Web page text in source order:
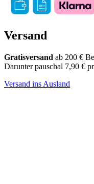
Versand
Gratisversand ab 200 €
Darunter pauschal 7,90 €
Versand ins Ausland